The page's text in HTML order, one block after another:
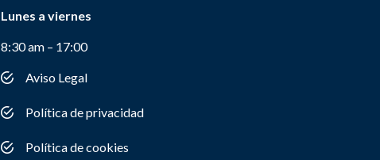
Lunes a viernes
8:30 am – 17:00
Aviso Legal
Política de privacidad
Política de cookies